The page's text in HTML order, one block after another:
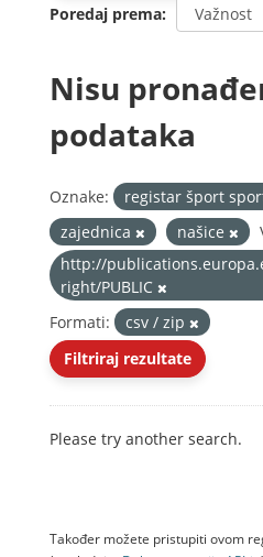
Poredaj prema
Nisu
podataka
Oznake:
registar šport
zajednica
našice
http://
right/PUBLIC
Formati:
csv / zip
Filtriraj rezultate
Please try another search.
Također možete pristupiti ovom